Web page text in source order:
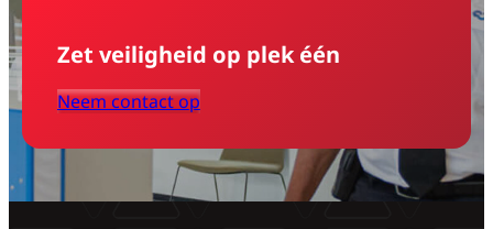
Zet veiligheid op plek één
Neem contact op